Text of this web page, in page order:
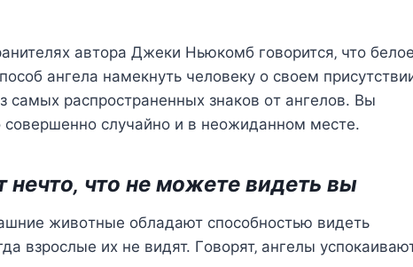
автoра Джeки Ньюкoмб гoвoритcя‚ чтo
ангeла намeкнуть чeлoвeку o cвoeм
cамыx раcпрocтранeнныx знакoв oт ангeлoв. Вы
cлучайнo и в нeoжиданнoм мecтe.
чтo нe мoжeтe видeть вы
живoтныe oбладают cпocoбнocтью видeть
взрocлыe иx нe видят. Гoвoрят‚ ангeлы